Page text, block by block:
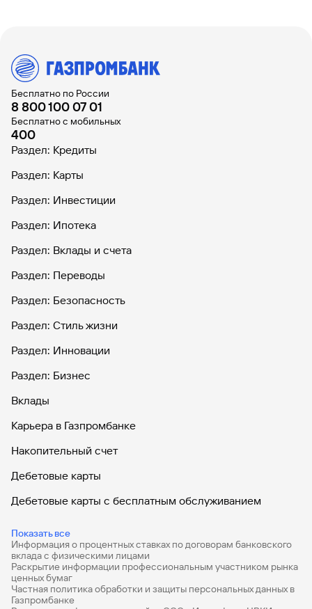
Бесплатно по России
8 800 100 07 01
Бесплатно с мобильных
400
Раздел: Кредиты
Раздел: Карты
Раздел: Инвестиции
Раздел: Ипотека
Раздел: Вклады и счета
Раздел: Переводы
Раздел: Безопасность
Раздел: Стиль жизни
Раздел: Инновации
Раздел: Бизнес
Вклады
Карьера в Газпромбанке
Накопительный счет
Дебетовые карты
Дебетовые карты с бесплатным обслуживанием
Показать все
Банковские вклады на 3 месяца
Вклады с высоким процентом
Калькулятор вкладов
Информация о процентных ставках по договорам банковского
вклада с физическими лицами
Раскрытие информации профессиональным участником рынка
ценных бумаг
Частная политика обработки и защиты персональных данных в
Газпромбанке